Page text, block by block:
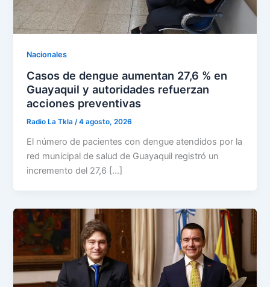
Nacionales
Casos de dengue aumentan 27,6 % en
Guayaquil y autoridades refuerzan
acciones preventivas
Radio La Tkla /4 agosto, 2026
El número de pacientes con dengue atendidos por la
red municipal de salud de Guayaquil registró un
incremento del 27,6 […]